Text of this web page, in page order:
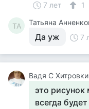
7 лет 1
ТА Татьяна
Да уж 7
Вадя С Хитровки
это
всегда